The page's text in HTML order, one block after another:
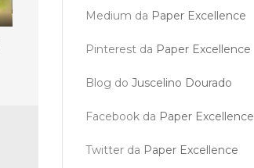
Medium da Paper Excellence
Pinterest da Paper Excellence
Blog do Juscelino Dourado
Facebook da Paper Excellence
Twitter da Paper Excellence